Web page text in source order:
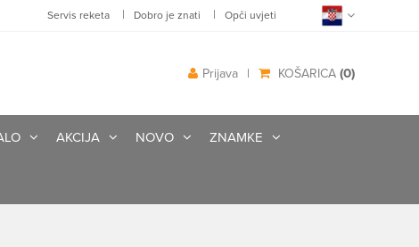
Servis reketa | Dobro je znati | Opči uvjeti
KOŠARICA (0)
|
Prijava
AKCIJA NOVO ZNAMKE